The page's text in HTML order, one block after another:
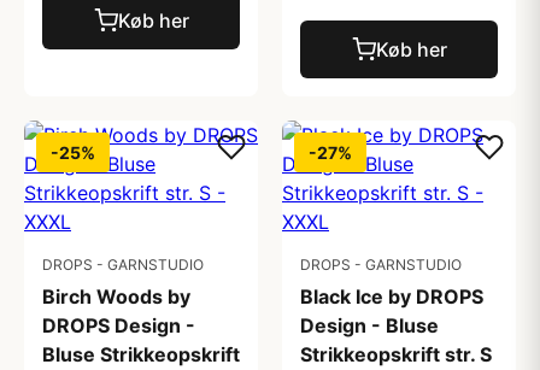
Køb her
Køb her
-25%
DROPS - GARNSTUDIO
Birch Woods by
DROPS Design -
Bluse Strikkeopskrift
-27%
DROPS - GARNSTUDIO
Black Ice by DROPS
Design - Bluse
Strikkeopskrift str. S